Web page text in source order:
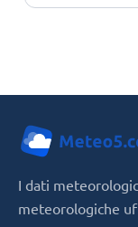
I dati
meteorologiche